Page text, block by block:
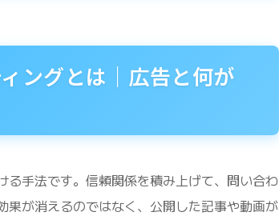
ングとは｜広告と何が
手法です。信頼関係を積み上げて、問い合わ
が消えるのではなく、公開した記事や動画が